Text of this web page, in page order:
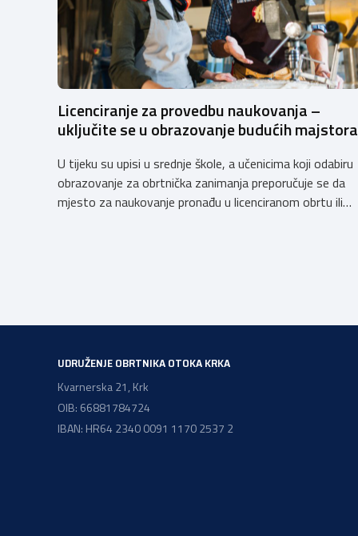
Licenciranje za provedbu naukovanja –
uključite se u obrazovanje budućih majstora
U tijeku su upisi u srednje škole, a učenicima koji odabiru
obrazovanje za obrtnička zanimanja preporučuje se da
mjesto za naukovanje pronađu u licenciranom obrtu ili
UDRUŽENJE OBRTNIKA OTOKA KRKA
Kvarnerska 21, Krk
OIB: 66881784724
IBAN: HR64 2340 0091 1170 2537 2